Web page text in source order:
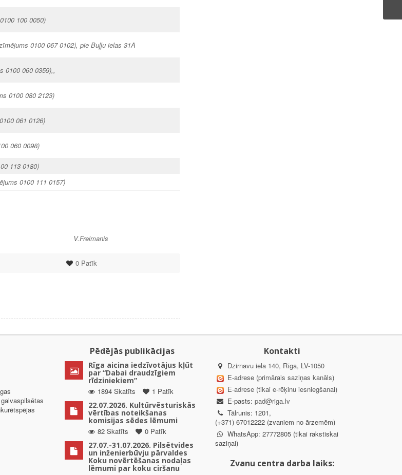
100 0050)
0100 067 0102), pie Buļļu ielas 31A
0100 060 0359),,
0100 080 2123)
061 0126)
060 0098)
113 0180)
0100 111 0157)
V.Freimanis
0Patīk
Pēdējās publikācijas
Rīga aicina iedzīvotājus kļūt
par “Dabai draudzīgiem
rīdziniekiem”
1894 Skatīts
1 Patīk
22.07.2026. Kultūrvēsturiskās
vērtības noteikšanas
komisijas sēdes lēmumi
82 Skatīts
0 Patīk
27.07.-31.07.2026. Pilsētvides
un inženierbūvju pārvaldes
Koku novērtēšanas nodaļas
lēmumi par koku ciršanu
Kontakti
Dzirnavu iela 140, Rīga, LV-1050
E-adrese (primārais saziņas kanāls)
E-adrese (tikai e-rēķinu iesniegšanai)
E-pasts: pad@riga.lv
Tālrunis: 1201,
(+371) 67012222 (zvaniem no ārzemēm)
WhatsApp: 27772805 (tikai rakstiskai
saziņai)
Zvanu centra darba laiks: